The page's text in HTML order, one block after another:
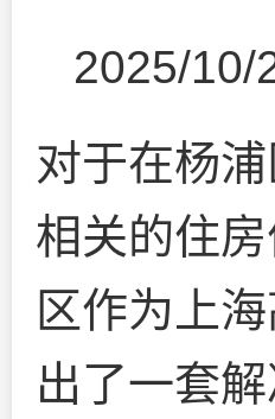
2025/10/
对于在杨
相关的住
区作为上
出了一套